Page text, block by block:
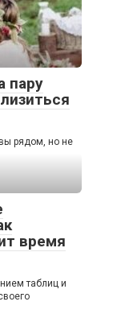
пару
рядом, но не
время
таблиц и